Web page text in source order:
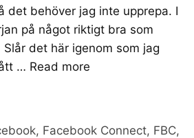
det behöver jag inte upprepa. I
på något riktigt bra som
Slår det här igenom som jag
… Read more
, Facebook Connect, FBC,